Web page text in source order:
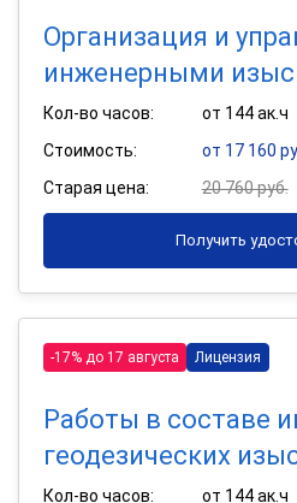
Организация и
инженерными
Кол-во часов:
от 144 ак.ч
Стоимость:
от 17 160
Старая цена:
20 760 руб.
Получить
-17% до 17 августа Лицензия
Работы в составе
геодезических
Кол-во часов:
от 144 ак.ч